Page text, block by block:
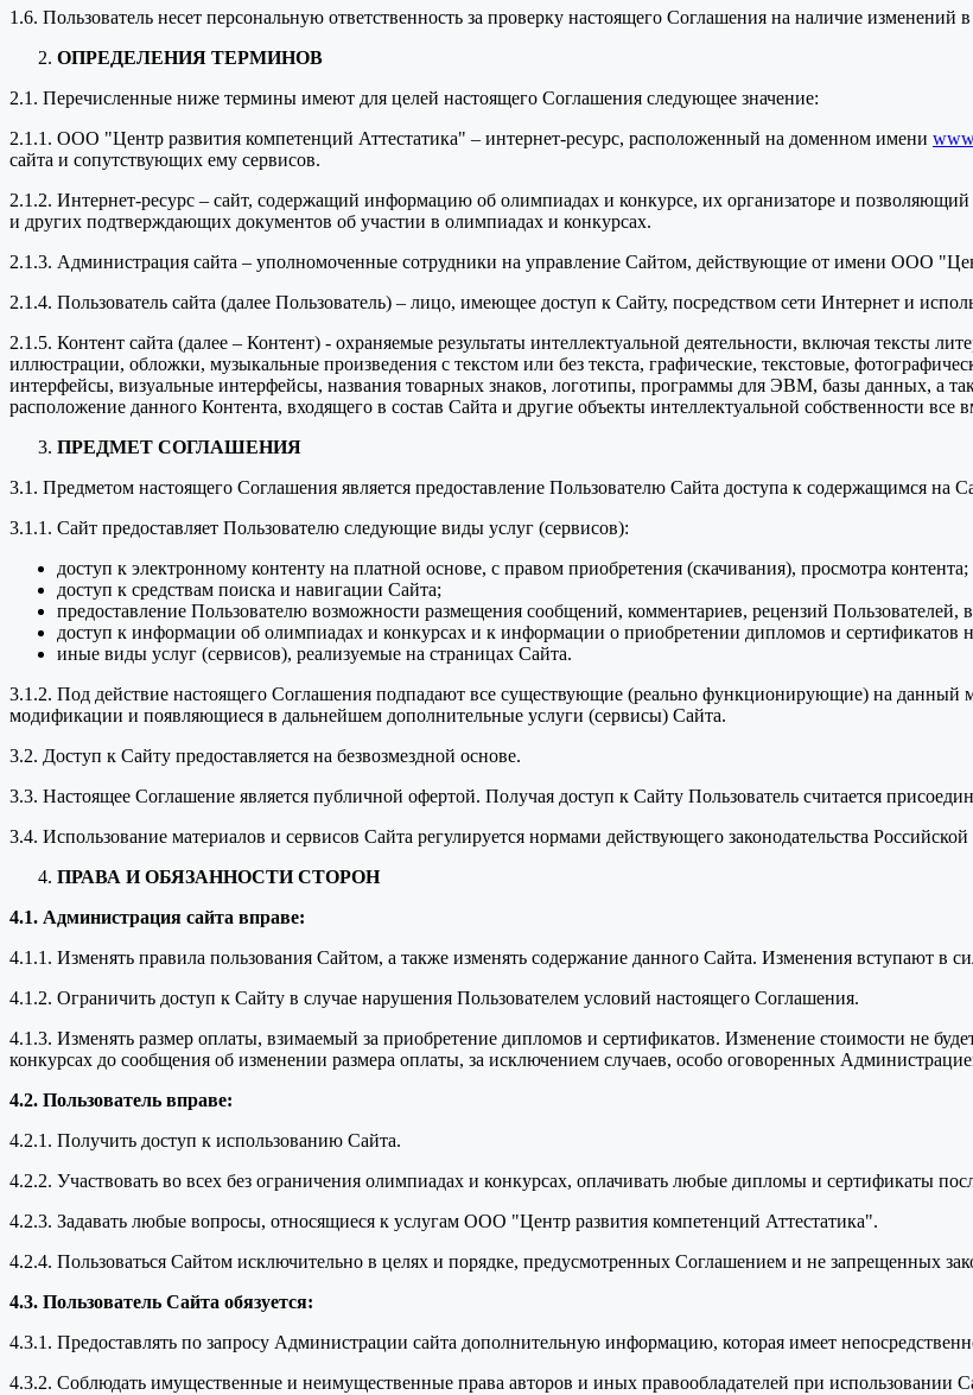
1.6. Пользователь несет персональную ответственность за проверку настоящего Соглашения на наличие изменений
ОПРЕДЕЛЕНИЯ ТЕРМИНОВ
2.1. Перечисленные ниже термины имеют для целей настоящего Соглашения следующее значение:
2.1.1. ООО "Центр развития компетенций Аттестатика" – интернет-ресурс, расположенный на доменном имени
сайта и сопутствующих ему сервисов.
2.1.2. Интернет-ресурс – сайт, содержащий информацию об олимпиадах и конкурсе, их организаторе и
и других подтверждающих документов об участии в олимпиадах и конкурсах.
2.1.3. Администрация сайта – уполномоченные сотрудники на управление Сайтом, действующие от имени ООО
2.1.4. Пользователь сайта (далее Пользователь) – лицо, имеющее доступ к Сайту, посредством сети Интернет и
2.1.5. Контент сайта (далее – Контент) - охраняемые результаты интеллектуальной деятельности, включая тексты
иллюстрации, обложки, музыкальные произведения с текстом или без текста, графические, текстовые,
интерфейсы, визуальные интерфейсы, названия товарных знаков, логотипы, программы для ЭВМ, базы данных, а
расположение данного Контента, входящего в состав Сайта и другие объекты интеллектуальной собственности все
ПРЕДМЕТ СОГЛАШЕНИЯ
3.1. Предметом настоящего Соглашения является предоставление Пользователю Сайта доступа к содержащимся
3.1.1. Сайт предоставляет Пользователю следующие виды услуг (сервисов):
доступ к электронному контенту на платной основе, с правом приобретения (скачивания), просмотра контента;
доступ к средствам поиска и навигации Сайта;
предоставление Пользователю возможности размещения сообщений, комментариев, рецензий Пользователей,
доступ к информации об олимпиадах и конкурсах и к информации о приобретении дипломов и сертификатов
иные виды услуг (сервисов), реализуемые на страницах Сайта.
3.1.2. Под действие настоящего Соглашения подпадают все существующие (реально функционирующие) на
модификации и появляющиеся в дальнейшем дополнительные услуги (сервисы) Сайта.
3.2. Доступ к Сайту предоставляется на безвозмездной основе.
3.3. Настоящее Соглашение является публичной офертой. Получая доступ к Сайту Пользователь считается
3.4. Использование материалов и сервисов Сайта регулируется нормами действующего законодательства
ПРАВА И ОБЯЗАННОСТИ СТОРОН
4.1. Администрация сайта вправе:
4.1.1. Изменять правила пользования Сайтом, а также изменять содержание данного Сайта. Изменения вступают в
4.1.2. Ограничить доступ к Сайту в случае нарушения Пользователем условий настоящего Соглашения.
4.1.3. Изменять размер оплаты, взимаемый за приобретение дипломов и сертификатов. Изменение стоимости не
конкурсах до сообщения об изменении размера оплаты, за исключением случаев, особо оговоренных
4.2. Пользователь вправе:
4.2.1. Получить доступ к использованию Сайта.
4.2.2. Участвовать во всех без ограничения олимпиадах и конкурсах, оплачивать любые дипломы и сертификаты
4.2.3. Задавать любые вопросы, относящиеся к услугам ООО "Центр развития компетенций Аттестатика".
4.2.4. Пользоваться Сайтом исключительно в целях и порядке, предусмотренных Соглашением и не запрещенных
4.3. Пользователь Сайта обязуется:
4.3.1. Предоставлять по запросу Администрации сайта дополнительную информацию, которая имеет
4.3.2. Соблюдать имущественные и неимущественные права авторов и иных правообладателей при использовании